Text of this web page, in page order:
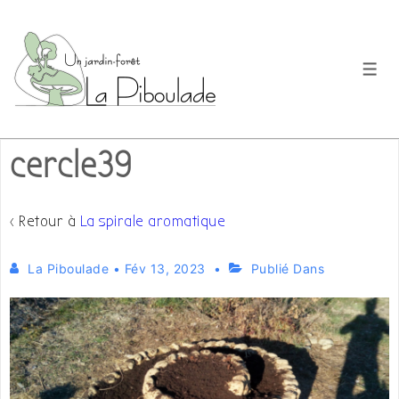
passer
contenu
principal
cercle39
‹ Retour à La spirale aromatique
La Piboulade • Fév 13, 2023 Publié Dans